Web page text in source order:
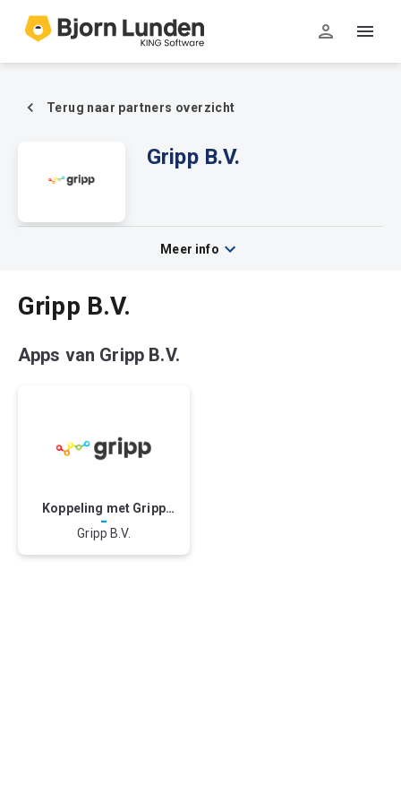
Terug naar partners overzicht
Gripp B.V.
Meer info
Gripp B.V.
Apps van Gripp B.V.
Koppeling met Gripp
CRM
-
Gripp B.V.